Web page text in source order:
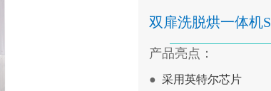
双扉洗脱烘一体机S
产品亮点：
●采用英特尔芯片